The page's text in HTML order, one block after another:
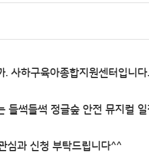
. 사하구육아종합지원센터입니다.
들썩들썩 정글숲 안전 뮤지컬
심과 신청 부탁드립니다^^